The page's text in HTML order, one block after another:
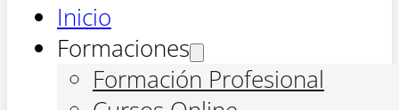
Inicio
Formaciones
Formación Profesional